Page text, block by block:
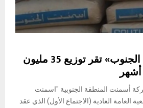
عمومية «أسمنت الجنوب» تقر توزيع 35 مليون
أسمنت المنطقة الجنوبية "اسمنت
العامة العادية (الاجتماع الأول) الذي عقد